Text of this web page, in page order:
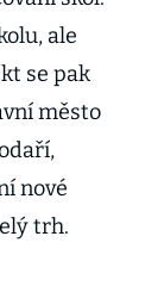
ale
se pak
město
nové
trh.